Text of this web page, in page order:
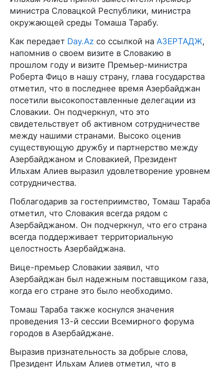
министра Словацкой Республики, министра
окружающей среды Томаша Тарабу.
Как передает Day.Az со ссылкой на АЗЕРТАДЖ,
напомнив о своем визите в Словакию в
прошлом году и визите Премьер-министра
Роберта Фицо в нашу страну, глава государства
отметил, что в последнее время Азербайджан
посетили высокопоставленные делегации из
Словакии. Он подчеркнул, что это
свидетельствует об активном сотрудничестве
между нашими странами. Высоко оценив
существующую дружбу и партнерство между
Азербайджаном и Словакией, Президент
Ильхам Алиев выразил удовлетворение уровнем
сотрудничества.
Поблагодарив за гостеприимство, Томаш Тараба
отметил, что Словакия всегда рядом с
Азербайджаном. Он подчеркнул, что его страна
всегда поддерживает территориальную
целостность Азербайджана.
Вице-премьер Словакии заявил, что
Азербайджан был надежным поставщиком газа,
когда его стране это было необходимо.
Томаш Тараба также коснулся значения
проведения 13-й сессии Всемирного форума
городов в Азербайджане.
Выразив признательность за добрые слова,
Президент Ильхам Алиев отметил, что в